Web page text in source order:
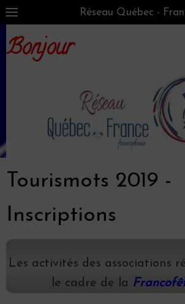
Réseau Québec -
Bonjour
Tourismots 2019 -
Inscriptions
Les activités des associations
le cadre de la